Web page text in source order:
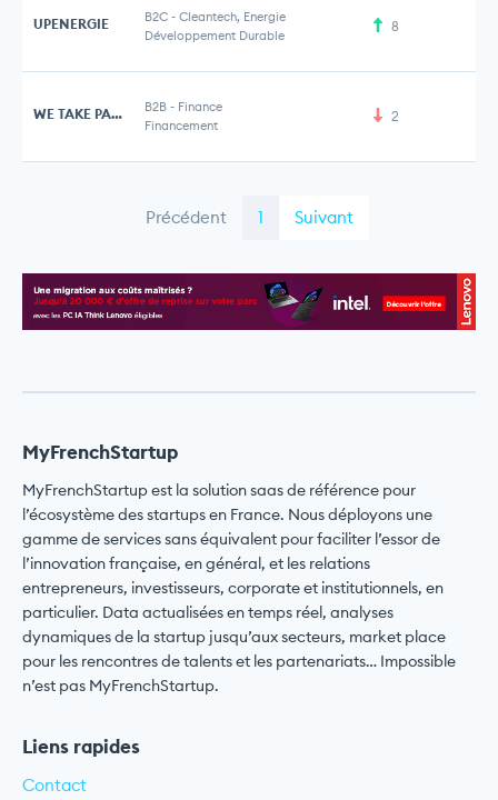
UPENERGIE B2C - Cleantech, Energie
Développement Durable
8
WE TAKE PART B2B - Finance
Financement
2
Précédent 1 Suivant
MyFrenchStartup
MyFrenchStartup est la solution saas de référence pour
l’écosystème des startups en France. Nous déployons une
gamme de services sans équivalent pour faciliter l’essor de
l’innovation française, en général, et les relations
entrepreneurs, investisseurs, corporate et institutionnels, en
particulier. Data actualisées en temps réel, analyses
dynamiques de la startup jusqu’aux secteurs, market place
pour les rencontres de talents et les partenariats… Impossible
n’est pas MyFrenchStartup.
Liens rapides
Contact